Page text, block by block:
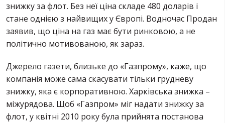
знижку за флот. Без неї ціна складе 480 доларів і
стане однією з найвищих у Європі. Водночас Продан
заявив, що ціна на газ має бути ринковою, а не
політично мотивованою, як зараз.
Джерело газети, близьке до «Газпрому», каже, що
компанія може сама скасувати тільки грудневу
знижку, яка є корпоративною. Харківська знижка –
міжурядова. Щоб «Газпром» міг надати знижку за
флот, у квітні 2010 року була прийнята постанова